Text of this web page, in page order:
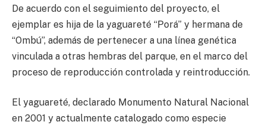
De acuerdo con el seguimiento del proyecto, el
ejemplar es hija de la yaguareté “Porá” y hermana de
“Ombú”, además de pertenecer a una línea genética
vinculada a otras hembras del parque, en el marco del
proceso de reproducción controlada y reintroducción.
El yaguareté, declarado Monumento Natural Nacional
en 2001 y actualmente catalogado como especie